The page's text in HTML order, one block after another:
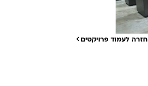
חזרה לעמוד פרויקטים